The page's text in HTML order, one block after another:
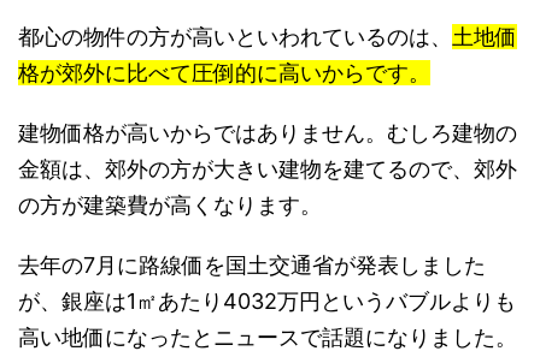
都心の物件の方が高いといわれているのは、 土地価
格が郊外に比べて圧倒的に高いからです。
建物価格が高いからではありません。むしろ建物の
金額は、郊外の方が大きい建物を建てるので、郊外
の方が建築費が高くなります。
去年の7月に路線価を国土交通省が発表しました
が、銀座は1㎡あたり4032万円というバブルよりも
高い地価になったとニュースで話題になりました。